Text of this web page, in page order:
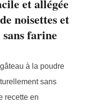
et allégée
noisettes et
farine
à la poudre
sans
recette en